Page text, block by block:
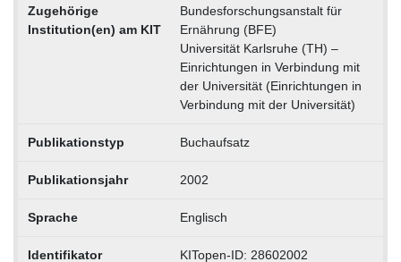
Zugehörige
Institution(en) am KIT
Bundesforschungsanstalt für
Ernährung (BFE)
Universität Karlsruhe (TH) –
Einrichtungen in Verbindung mit
der Universität (Einrichtungen in
Verbindung mit der Universität)
Publikationstyp Buchaufsatz
Publikationsjahr 2002
Sprache Englisch
Identifikator KITopen-ID: 28602002